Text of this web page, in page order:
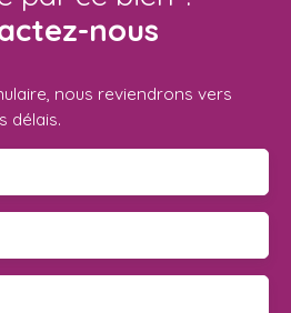
nous
nous reviendrons vers
délais.